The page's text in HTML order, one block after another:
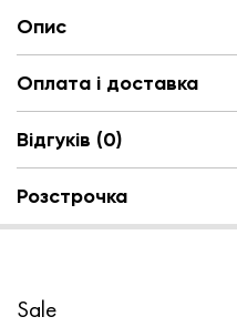
Опис
Оплата і доставка
Відгуків (0)
Розстрочка
Sale